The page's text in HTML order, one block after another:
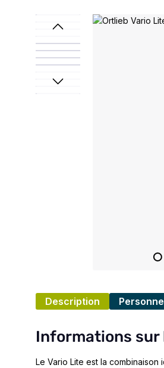
Ignorer la galerie d'images
Description
Informations sur
Le Vario Lite est la